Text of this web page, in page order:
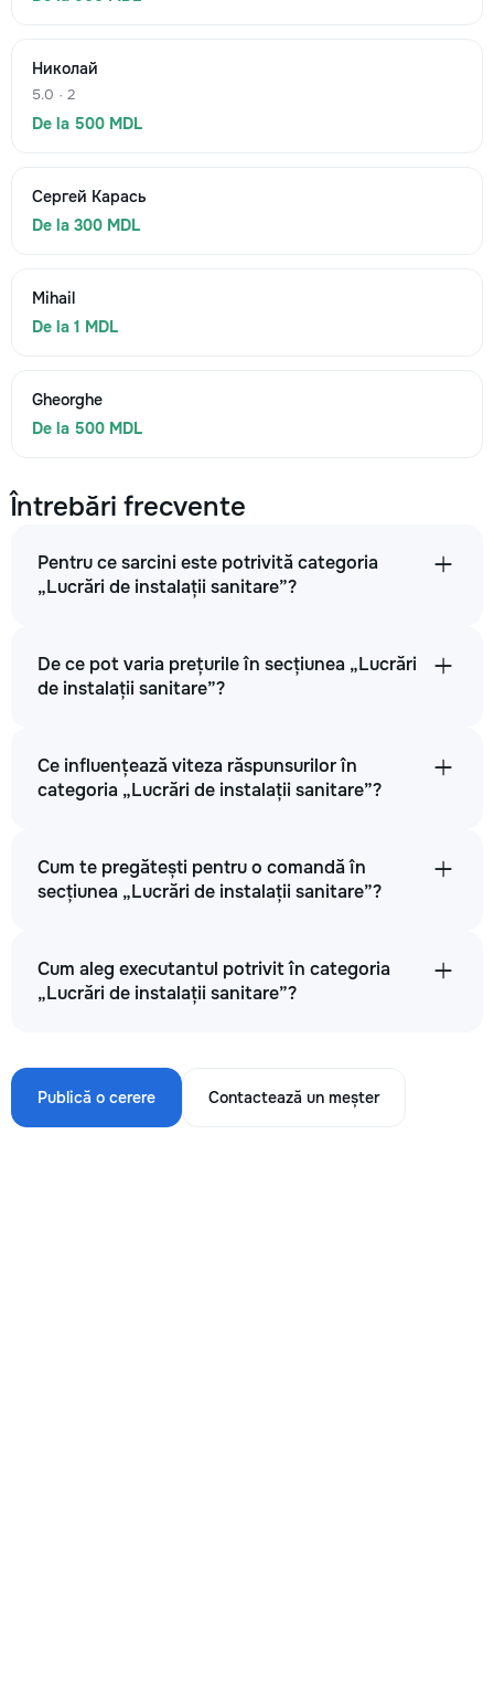
Николай
5.0 · 2
De la 500 MDL
Сергей Карась
De la 300 MDL
Mihail
De la 1 MDL
Gheorghe
De la 500 MDL
Întrebări frecvente
Pentru ce sarcini este potrivită categoria
„Lucrări de instalații sanitare”?
De ce pot varia prețurile în secțiunea „Lucrări
de instalații sanitare”?
Ce influențează viteza răspunsurilor în
categoria „Lucrări de instalații sanitare”?
Cum te pregătești pentru o comandă în
secțiunea „Lucrări de instalații sanitare”?
Cum aleg executantul potrivit în categoria
„Lucrări de instalații sanitare”?
Publică o cerere Contactează un meșter